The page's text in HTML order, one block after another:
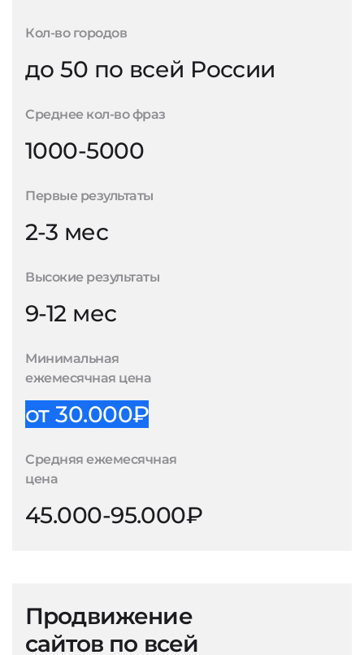
Кол-во городов
до 50 по всей России
Среднее кол-во фраз
1000-5000
Первые результаты
2-3 мес
Высокие результаты
9-12 мес
Минимальная
ежемесячная цена
от 30.000₽
Средняя ежемесячная
цена
45.000-95.000₽
Продвижение
сайтов по всей